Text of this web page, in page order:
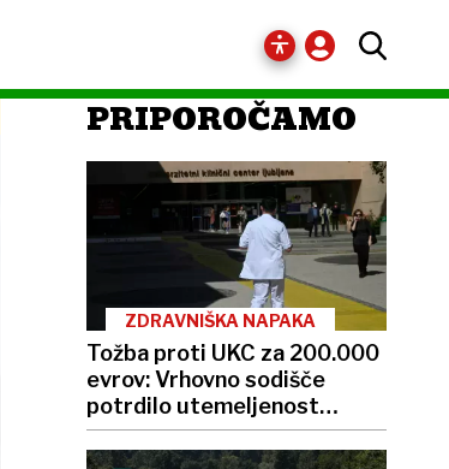
PRIPOROČAMO
ZDRAVNIŠKA NAPAKA
Tožba proti UKC za 200.000
evrov: Vrhovno sodišče
potrdilo utemeljenost
zahtevka